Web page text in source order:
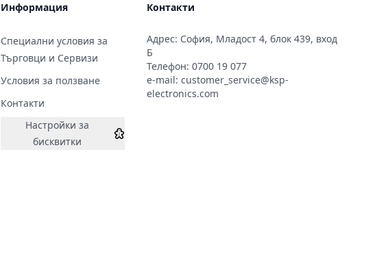
Информация
Специални условия за
Търговци и Сервизи
Условия за ползване
Контакти
Настройки за
бисквитки
Контакти
Адрес: София, Младост 4, блок 439, вход
Б
Телефон: 0700 19 077
e-mail: customer_service@ksp-
electronics.com